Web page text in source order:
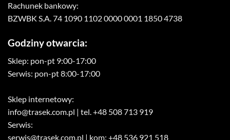
Rachunek bankowy:
BZWBK S.A. 74 1090 1102 0000 0001 1850 4738
Godziny otwarcia:
Sklep: pon-pt 9:00-17:00
Serwis: pon-pt 8:00-17:00
Sklep internetowy:
info@trasek.com.pl | tel. +48 508 713 919
Serwis:
serwis@trasek.com.pl | kom: +48 536 921 518